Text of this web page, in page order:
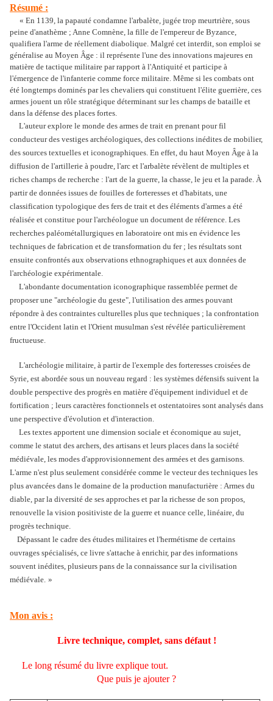
Résumé :
« En 1139, la papauté condamne l'arbalète, jugée trop meurtrière, sous
peine d'anathème ; Anne Comnène, la fille de l'empereur de Byzance,
qualifiera l'arme de réellement diabolique. Malgré cet interdit, son emploi se
généralise au Moyen Âge : il représente l'une des innovations majeures en
matière de tactique militaire par rapport à l'Antiquité et participe à
l'émergence de l'infanterie comme force militaire. Même si les combats ont
été longtemps dominés par les chevaliers qui constituent l'élite guerrière, ces
armes jouent un rôle stratégique déterminant sur les champs de bataille et
dans la défense des places fortes.
L'auteur explore le monde des armes de trait en prenant pour fil
conducteur des vestiges archéologiques, des collections inédites de mobilier,
des sources textuelles et iconographiques. En effet, du haut Moyen Âge à la
diffusion de l'artillerie à poudre, l'arc et l'arbalète révèlent de multiples et
riches champs de recherche : l'art de la guerre, la chasse, le jeu et la parade. À
partir de données issues de fouilles de forteresses et d'habitats, une
classification typologique des fers de trait et des éléments d'armes a été
réalisée et constitue pour l'archéologue un document de référence. Les
recherches paléométallurgiques en laboratoire ont mis en évidence les
techniques de fabrication et de transformation du fer ; les résultats sont
ensuite confrontés aux observations ethnographiques et aux données de
l'archéologie expérimentale.
L'abondante documentation iconographique rassemblée permet de
proposer une "archéologie du geste", l'utilisation des armes pouvant
répondre à des contraintes culturelles plus que techniques ; la confrontation
entre l'Occident latin et l'Orient musulman s'est révélée particulièrement
fructueuse.
L'archéologie militaire, à partir de l'exemple des forteresses croisées de
Syrie, est abordée sous un nouveau regard : les systèmes défensifs suivent la
double perspective des progrès en matière d'équipement individuel et de
fortification ; leurs caractères fonctionnels et ostentatoires sont analysés dans
une perspective d'évolution et d'interaction.
Les textes apportent une dimension sociale et économique au sujet,
comme le statut des archers, des artisans et leurs places dans la société
médiévale, les modes d'approvisionnement des armées et des garnisons.
L'arme n'est plus seulement considérée comme le vecteur des techniques les
plus avancées dans le domaine de la production manufacturière : Armes du
diable, par la diversité de ses approches et par la richesse de son propos,
renouvelle la vision positiviste de la guerre et nuance celle, linéaire, du
progrès technique.
Dépassant le cadre des études militaires et l'hermétisme de certains
ouvrages spécialisés, ce livre s'attache à enrichir, par des informations
souvent inédites, plusieurs pans de la connaissance sur la civilisation
médiévale. »
Mon avis :
Livre technique, complet, sans défaut !
Le long résumé du livre explique tout.
Que puis je ajouter ?